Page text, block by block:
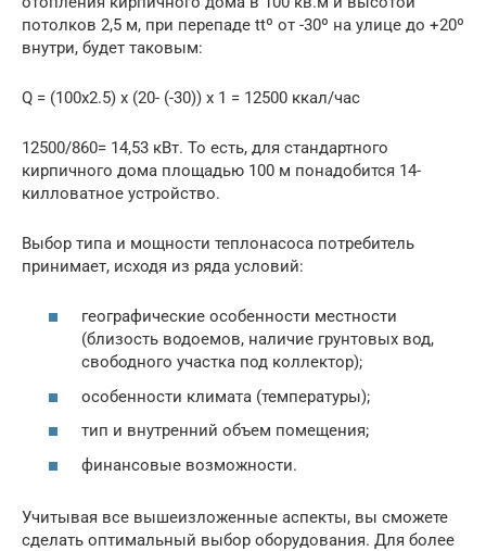
потолков 2,5 м, при перепаде ttº от -30º на улице до +20º
внутри, будет таковым:
Q = (100х2.5) х (20- (-30)) х 1 = 12500 ккал/час
12500/860= 14,53 кВт. То есть, для стандартного
кирпичного дома площадью 100 м понадобится 14-
килловатное устройство.
Выбор типа и мощности теплонасоса потребитель
принимает, исходя из ряда условий:
географические особенности местности
(близость водоемов, наличие грунтовых вод,
свободного участка под коллектор);
особенности климата (температуры);
тип и внутренний объем помещения;
финансовые возможности.
Учитывая все вышеизложенные аспекты, вы сможете
сделать оптимальный выбор оборудования. Для более